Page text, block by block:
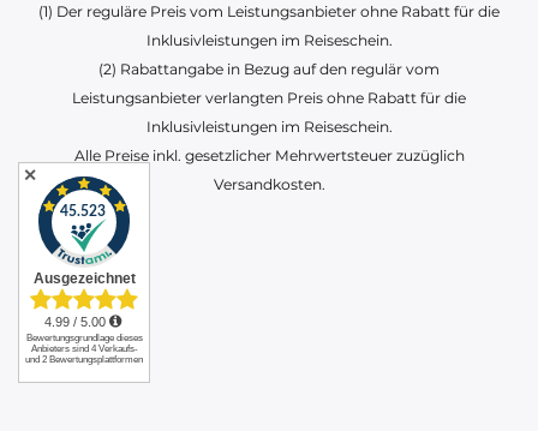
(1) Der reguläre Preis vom Leistungsanbieter ohne Rabatt für die
Inklusivleistungen im Reiseschein.
(2) Rabattangabe in Bezug auf den regulär vom
Leistungsanbieter verlangten Preis ohne Rabatt für die
Inklusivleistungen im Reiseschein.
Alle Preise inkl. gesetzlicher Mehrwertsteuer zuzüglich
Versandkosten.
✕